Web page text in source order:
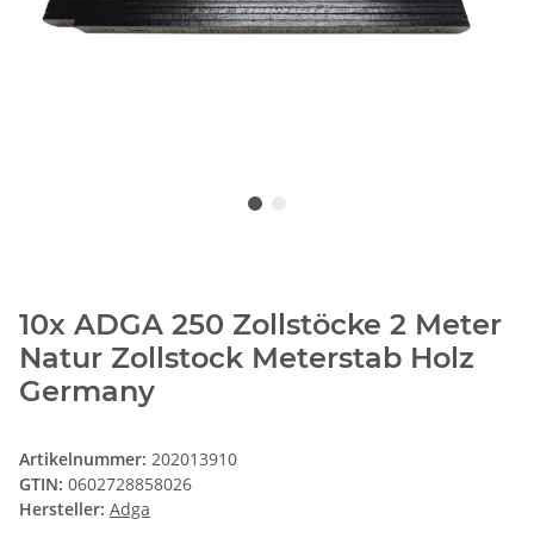
10x ADGA 250 Zollstöcke 2 Meter
Natur Zollstock Meterstab Holz
Germany
Artikelnummer: 202013910
GTIN: 0602728858026
Hersteller: Adga